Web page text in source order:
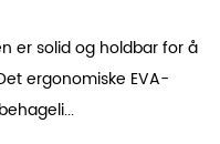
er solid og holdbar for å
ergonomiske EVA-